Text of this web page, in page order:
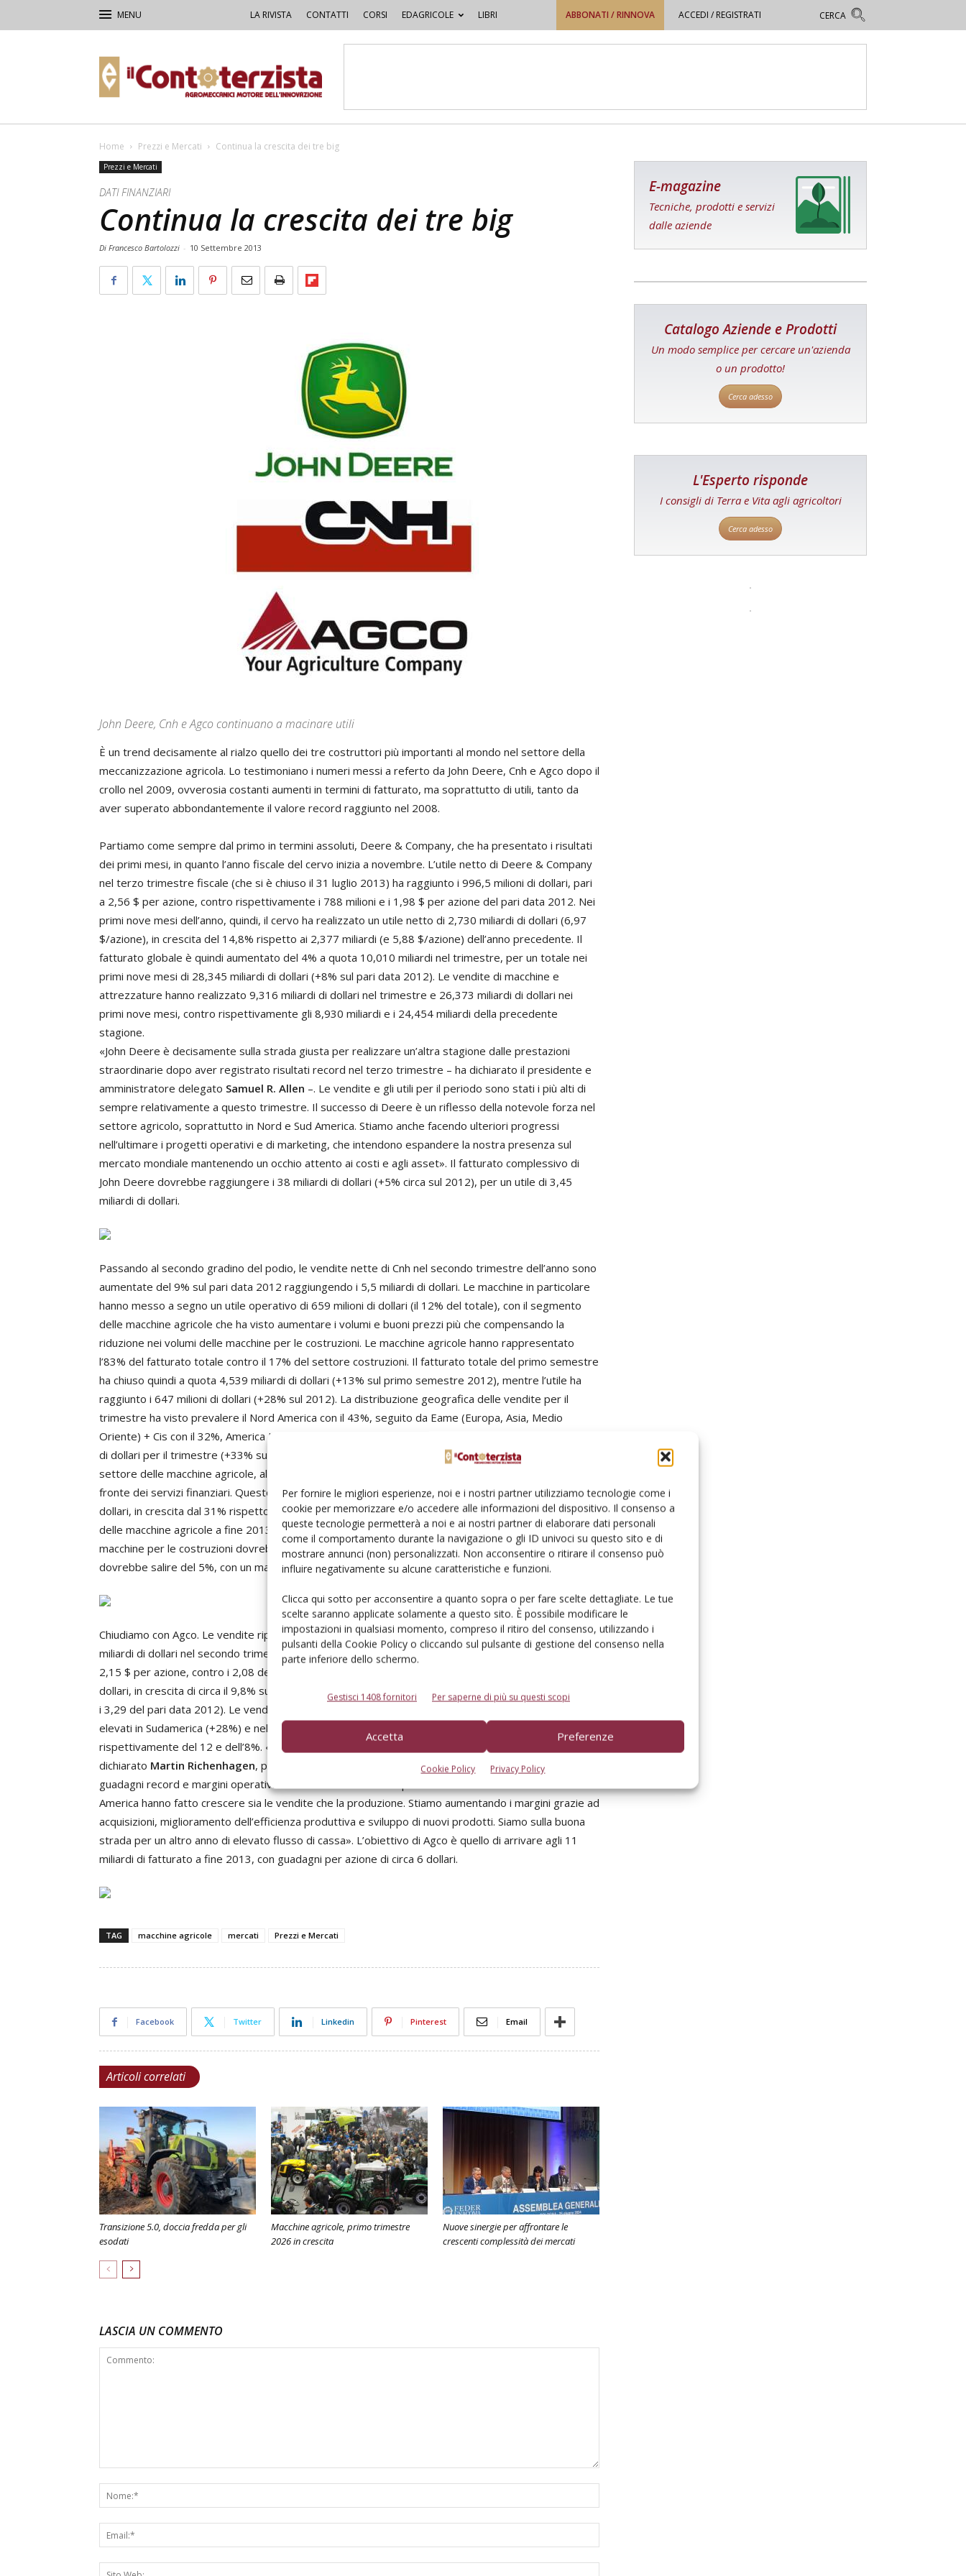
Per fornire le migliori esperienze, noi e i nostri partner utilizziamo tecnologie come i
cookie per memorizzare e/o accedere alle informazioni del dispositivo. Il consenso a
queste tecnologie permetterà a noi e ai nostri partner di elaborare dati personali
come il comportamento durante la navigazione o gli ID univoci su questo sito e di
mostrare annunci (non) personalizzati. Non acconsentire o ritirare il consenso può
influire negativamente su alcune caratteristiche e funzioni.
Clicca qui sotto per acconsentire a quanto sopra o per fare scelte dettagliate. Le tue
scelte saranno applicate solamente a questo sito. È possibile modificare le
impostazioni in qualsiasi momento, compreso il ritiro del consenso, utilizzando i
pulsanti della Cookie Policy o cliccando sul pulsante di gestione del consenso nella
parte inferiore dello schermo.
Gestisci 1408 fornitori Per saperne di più su questi scopi
Accetta Preferenze
Cookie Policy Privacy Policy
LA RIVISTA CONTATTI CORSI EDAGRICOLE LIBRI ABBONATI / RINNOVA ACCEDI / REGISTRATI
Contoterzista
Home Prezzi e Mercati Continua la crescita dei tre big
Prezzi e Mercati
DATI FINANZIARI
Continua la crescita dei tre big
Di Francesco Bartolozzi - 10 Settembre 2013
John Deere, Cnh e Agco continuano a macinare utili
È un trend decisamente al rialzo quello dei tre costruttori più importanti al mondo nel settore della
meccanizzazione agricola. Lo testimoniano i numeri messi a referto da John Deere, Cnh e Agco dopo il
crollo nel 2009, ovverosia costanti aumenti in termini di fatturato, ma soprattutto di utili, tanto da
aver superato abbondantemente il valore record raggiunto nel 2008.
Partiamo come sempre dal primo in termini assoluti, Deere & Company, che ha presentato i risultati
dei primi mesi, in quanto l’anno fiscale del cervo inizia a novembre. L’utile netto di Deere & Company
nel terzo trimestre fiscale (che si è chiuso il 31 luglio 2013) ha raggiunto i 996,5 milioni di dollari, pari
a 2,56 $ per azione, contro rispettivamente i 788 milioni e i 1,98 $ per azione del pari data 2012. Nei
primi nove mesi dell’anno, quindi, il cervo ha realizzato un utile netto di 2,730 miliardi di dollari (6,97
$/azione), in crescita del 14,8% rispetto ai 2,377 miliardi (e 5,88 $/azione) dell’anno precedente. Il
fatturato globale è quindi aumentato del 4% a quota 10,010 miliardi nel trimestre, per un totale nei
primi nove mesi di 28,345 miliardi di dollari (+8% sul pari data 2012). Le vendite di macchine e
attrezzature hanno realizzato 9,316 miliardi di dollari nel trimestre e 26,373 miliardi di dollari nei
primi nove mesi, contro rispettivamente gli 8,930 miliardi e i 24,454 miliardi della precedente
stagione.
«John Deere è decisamente sulla strada giusta per realizzare un’altra stagione dalle prestazioni
straordinarie dopo aver registrato risultati record nel terzo trimestre – ha dichiarato il presidente e
amministratore delegato Samuel R. Allen –. Le vendite e gli utili per il periodo sono stati i più alti di
sempre relativamente a questo trimestre. Il successo di Deere è un riflesso della notevole forza nel
settore agricolo, soprattutto in Nord e Sud America. Stiamo anche facendo ulteriori progressi
nell’ultimare i progetti operativi e di marketing, che intendono espandere la nostra presenza sul
mercato mondiale mantenendo un occhio attento ai costi e agli asset». Il fatturato complessivo di
John Deere dovrebbe raggiungere i 38 miliardi di dollari (+5% circa sul 2012), per un utile di 3,45
miliardi di dollari.
Passando al secondo gradino del podio, le vendite nette di Cnh nel secondo trimestre dell’anno sono
aumentate del 9% sul pari data 2012 raggiungendo i 5,5 miliardi di dollari. Le macchine in particolare
hanno messo a segno un utile operativo di 659 milioni di dollari (il 12% del totale), con il segmento
delle macchine agricole che ha visto aumentare i volumi e buoni prezzi più che compensando la
riduzione nei volumi delle macchine per le costruzioni. Le macchine agricole hanno rappresentato
l’83% del fatturato totale contro il 17% del settore costruzioni. Il fatturato totale del primo semestre
ha chiuso quindi a quota 4,539 miliardi di dollari (+13% sul primo semestre 2012), mentre l’utile ha
raggiunto i 647 milioni di dollari (+28% sul 2012). La distribuzione geografica delle vendite per il
trimestre ha visto prevalere il Nord America con il 43%, seguito da Eame (Europa, Asia, Medio
Oriente) + Cis con il 32%, America Latina (17%) e Asia Pacifico (8%). L’utile netto è stato di 473 milioni
di dollari per il trimestre (+33% sul pari data 2012), grazie alla solidità delle condizioni del mercato nel
settore delle macchine agricole, alla performance industriale soddisfacente e ai risultati migliori sul
fronte dei servizi finanziari. Questo ha determinato nel trimestre un utile per azione pari a 1,93
dollari, in crescita dal 31% rispetto a 1,47 dollari del pari data 2012. Secondo Cnh il mercato mondiale
delle macchine agricole a fine 2013 dovrebbe chiudersi con un +5% sul 2012, mentre quello delle
macchine per le costruzioni dovrebbe rimanere stabile o calare fino a un 5% in meno. Il fatturato Cnh
dovrebbe salire del 5%, con un margine operativo stimato tra l’8,5 e il 9%.
Chiudiamo con Agco. Le vendite riportate dalla corporation americana hanno raggiunto quota 3
miliardi di dollari nel secondo trimestre, circa il 13,3% in più sul pari data 2012. L’utile netto è stato di
2,15 $ per azione, contro i 2,08 del 2012. Il totale dei primi sei mesi ha raggiunto i 5,5 miliardi di
dollari, in crescita di circa il 9,8% sul 2012, mentre l’utile netto per azione ha realizzato 3,34 $ (contro
i 3,29 del pari data 2012). Le vendite sono aumentate in tutte le aree geografiche, con tassi più
elevati in Sudamerica (+28%) e nell’Asia Pacifico (+18%); Eame e Nord America sono cresciute
rispettivamente del 12 e dell’8%. «La grande performance di Agco nel secondo trimestre – ha
dichiarato Martin Richenhagen, presidente e amministratore delegato di Agco – ha generato
guadagni record e margini operativi oltre il 10%. La domanda positiva dei mercati del Nord e Sud
America hanno fatto crescere sia le vendite che la produzione. Stiamo aumentando i margini grazie ad
acquisizioni, miglioramento dell’efficienza produttiva e sviluppo di nuovi prodotti. Siamo sulla buona
strada per un altro anno di elevato flusso di cassa». L’obiettivo di Agco è quello di arrivare agli 11
miliardi di fatturato a fine 2013, con guadagni per azione di circa 6 dollari.
TAG macchine agricole mercati Prezzi e Mercati
Facebook Twitter Linkedin Pinterest Email
Articoli correlati
Transizione 5.0, doccia fredda per gli
esodati
Macchine agricole, primo trimestre
2026 in crescita
Nuove sinergie per affrontare le
crescenti complessità dei mercati
LASCIA UN COMMENTO
E-magazine
Tecniche, prodotti e servizi
dalle aziende
Catalogo Aziende e Prodotti
Un modo semplice per cercare un'azienda
o un prodotto!
Cerca adesso
L'Esperto risponde
I consigli di Terra e Vita agli agricoltori
Cerca adesso